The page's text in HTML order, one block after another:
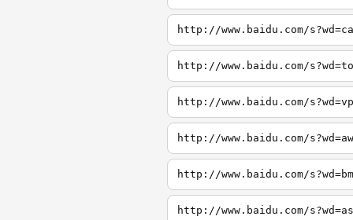
http://www.baidu.com/
http://www.baidu.com/
http://www.baidu.com/
http://www.baidu.com/
http://www.baidu.com/
http://www.baidu.com/